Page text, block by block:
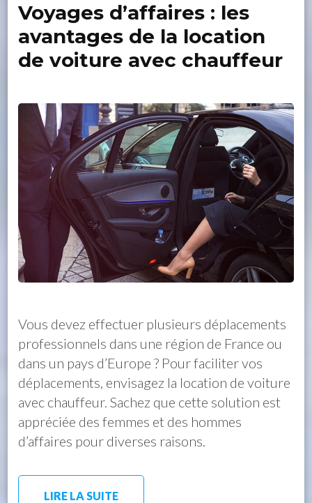
Voyages d’affaires : les
avantages de la location
de voiture avec chauffeur
Vous devez effectuer plusieurs déplacements
professionnels dans une région de France ou
dans un pays d’Europe ? Pour faciliter vos
déplacements, envisagez la location de voiture
avec chauffeur. Sachez que cette solution est
appréciée des femmes et des hommes
d’affaires pour diverses raisons.
LIRE LA SUITE